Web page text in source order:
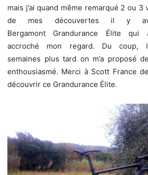
mais j’ai quand même remarqué 2 ou
de mes découvertes il y
Bergamont Grandurance Élite qui
accroché mon regard. Du coup,
semaines plus tard on m’a proposé
enthousiasmé. Merci à Scott France
découvrir ce Grandurance Élite.